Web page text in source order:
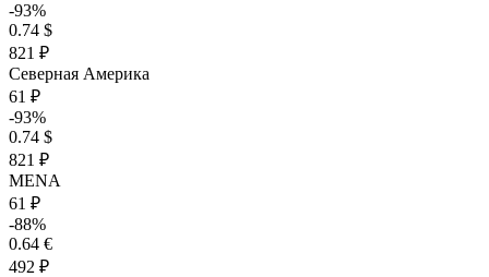
-93%
0.74 $
821 ₽
Северная Америка
61 ₽
-93%
0.74 $
821 ₽
MENA
61 ₽
-88%
0.64 €
492 ₽